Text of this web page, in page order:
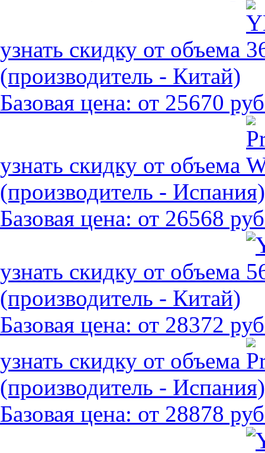
узнать скидку от объема
(производитель - Китай)
Базовая цена: от 25670
узнать скидку от объема
(производитель - Испания)
Базовая цена: от 26568
узнать скидку от объема
(производитель - Китай)
Базовая цена: от 28372
узнать скидку от объема
(производитель - Испания)
Базовая цена: от 28878